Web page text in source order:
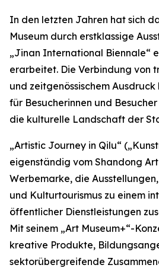
In den letzten Jahren hat sich
Museum durch erstklassige
„Jinan International Biennale“
erarbeitet. Die Verbindung von
und zeitgenössischem
für Besucherinnen und
die kulturelle Landschaft der
„Artistic Journey in Qilu“
eigenständig vom Shandong
Werbemarke, die
und Kulturtourismus zu einem
öffentlicher Dienstleistungen
Mit seinem „Art Museum+“-
kreative Produkte,
sektorübergreifende